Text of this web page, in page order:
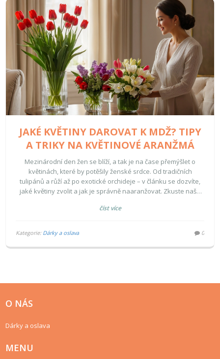
JAKÉ KVĚTINY DAROVAT K MDŽ? TIPY
A TRIKY NA KVĚTINOVÉ ARANŽMÁ
Mezinárodní den žen se blíží, a tak je na čase přemýšlet o
květinách, které by potěšily ženské srdce. Od tradičních
tulipánů a růží až po exotické orchideje – v článku se dozvíte,
jaké květiny zvolit a jak je správně naaranžovat. Zkuste naše
číst více
Kategorie: Dárky a oslava 0
O NÁS
Dárky a oslava
MENU